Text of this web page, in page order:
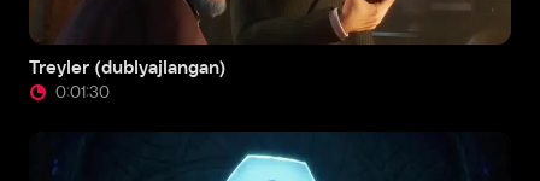
Treyler (dublyajlangan)
0:01:30